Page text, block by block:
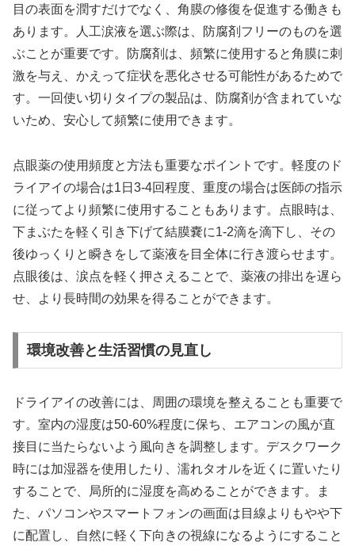
目の表面を潤すだけでなく、角膜の修復を促進する働きも
あります。人工涙液を選ぶ際は、防腐剤フリーのものを選
ぶことが重要です。防腐剤は、頻繁に使用すると角膜に刺
激を与え、かえって症状を悪化させる可能性があるためで
す。一回使い切りタイプの製品は、防腐剤が含まれていな
いため、安心して頻繁に使用できます。
点眼薬の使用頻度と方法も重要なポイントです。軽度のド
ライアイの場合は1日3-4回程度、重度の場合は医師の指示
に従ってより頻繁に使用することもあります。点眼時は、
下まぶたを軽く引き下げて結膜嚢に1-2滴を滴下し、その
後ゆっくりと瞬きをして薬液を目全体に行き渡らせます。
点眼後は、涙点を軽く押さえることで、薬液の排出を遅ら
せ、より長時間の効果を得ることができます。
環境改善と生活習慣の見直し
ドライアイの改善には、周囲の環境を整えることも重要で
す。室内の湿度は50-60%程度に保ち、エアコンの風が直
接目に当たらないよう風向きを調整します。デスクワーク
時には加湿器を使用したり、濡れタオルを近くに置いたり
することで、局所的に湿度を高めることができます。ま
た、パソコンやスマートフォンの画面は目線よりもやや下
に配置し、自然に軽く下向きの視線になるようにすること